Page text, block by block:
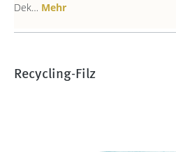
Dek… Mehr
Recycling-Filz